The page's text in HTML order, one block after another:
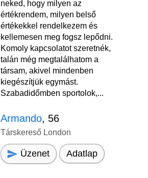
neked, hogy milyen az
értékrendem, milyen belső
értékekkel rendelkezem és
kellemesen meg fogsz lepődni.
Komoly kapcsolatot szeretnék,
talán még megtalálhatom a
társam, akivel mindenben
kiegészítjük egymást.
Szabadidőmben sportolok,...
Armando, 56
Társkereső London
Üzenet Adatlap